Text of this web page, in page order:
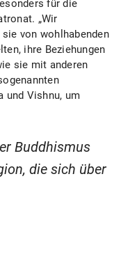
für die
„Wir
von wohlhabenden
ihre Beziehungen
sie mit anderen
und Vishnu, um
Buddhismus
die sich über